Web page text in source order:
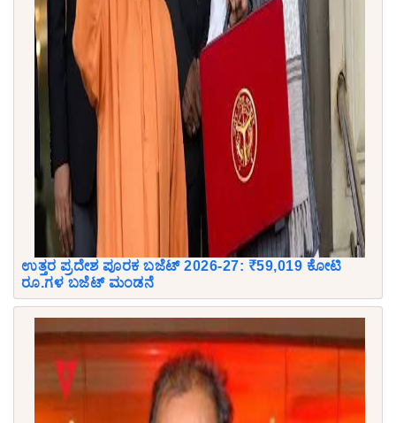
ಉತ್ತರ ಪ್ರದೇಶ ಪೂರಕ ಬಜೆಟ್ 2026-27: ₹59,019 ಕೋಟಿ
ರೂ.ಗಳ ಬಜೆಟ್ ಮಂಡನೆ